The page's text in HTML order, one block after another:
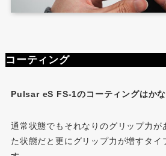
コーティング
Pulsar eS FS-1のコーティングはかな
通常状態でもそれなりのグリップ力が
た状態だと更にグリップ力が増すタイ